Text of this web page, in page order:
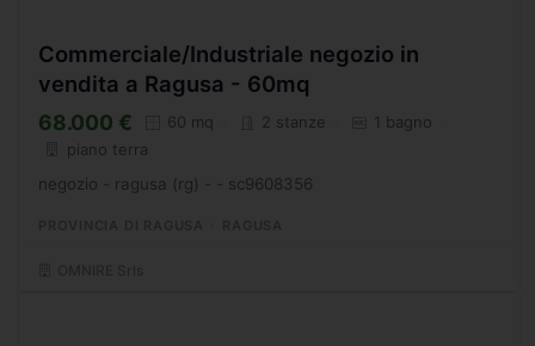
Commerciale/Industriale negozio in
vendita a Ragusa - 60mq
68.000 € 60 mq 2 stanze
1 bagno
piano terra
negozio - ragusa (rg) - - sc9608356